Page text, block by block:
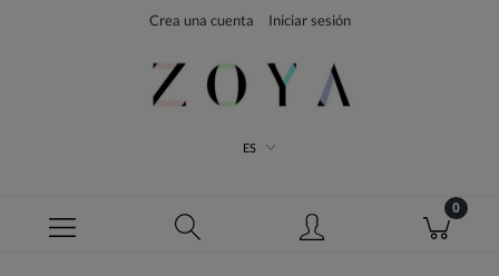
Crea una cuenta Iniciar sesión
ES